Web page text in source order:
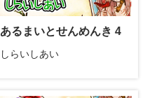
あるまいとせんめんき 4
しらいしあい